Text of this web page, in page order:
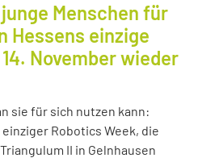
Menschen für
Hessens einzige
November wieder
sie für sich nutzen kann:
Robotics Week, die
II in Gelnhausen